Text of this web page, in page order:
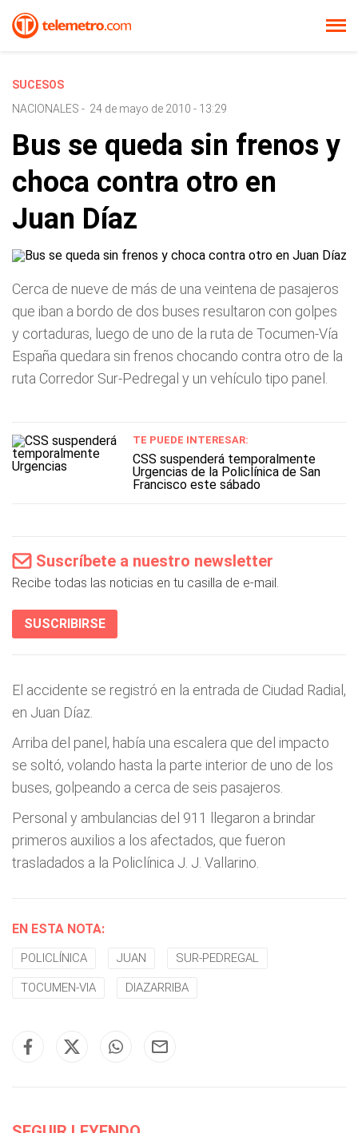
SUCESOS
NACIONALES - 24 de mayo de 2010 - 13:29
Bus se queda sin frenos y
choca contra otro en
Juan Díaz
Cerca de nueve de más de una veintena de pasajeros
que iban a bordo de dos buses resultaron con golpes
y cortaduras, luego de uno de la ruta de Tocumen-Vía
España quedara sin frenos chocando contra otro de la
ruta Corredor Sur-Pedregal y un vehículo tipo panel.
TE PUEDE INTERESAR:
CSS suspenderá temporalmente
Urgencias de la Policlínica de San
Francisco este sábado
Suscríbete a nuestro newsletter
Recibe todas las noticias en tu casilla de e-mail.
SUSCRIBIRSE
El accidente se registró en la entrada de Ciudad Radial,
en Juan Díaz.
Arriba del panel, había una escalera que del impacto
se soltó, volando hasta la parte interior de uno de los
buses, golpeando a cerca de seis pasajeros.
Personal y ambulancias del 911 llegaron a brindar
primeros auxilios a los afectados, que fueron
trasladados a la Policlínica J. J. Vallarino.
EN ESTA NOTA:
POLICLÍNICA JUAN SUR-PEDREGAL
TOCUMEN-VIA DIAZARRIBA